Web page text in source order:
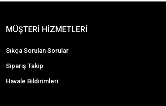
MÜŞTERİ HİZMETLERİ
Sıkça Sorulan Sorular
Sipariş Takip
Havale Bildirimleri